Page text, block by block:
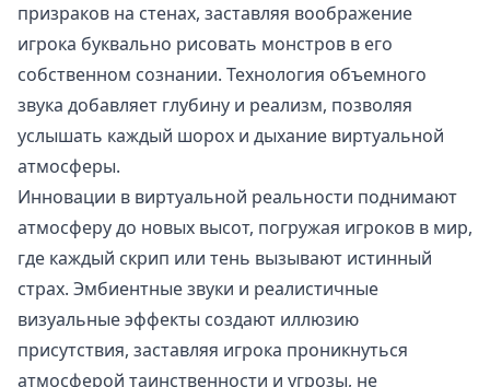
призраков на стенах, заставляя воображение
игрока буквально рисовать монстров в его
собственном сознании. Технология объемного
звука добавляет глубину и реализм, позволяя
услышать каждый шорох и дыхание виртуальной
атмосферы.
Инновации в виртуальной реальности поднимают
атмосферу до новых высот, погружая игроков в мир,
где каждый скрип или тень вызывают истинный
страх. Эмбиентные звуки и реалистичные
визуальные эффекты создают иллюзию
присутствия, заставляя игрока проникнуться
атмосферой таинственности и угрозы, не